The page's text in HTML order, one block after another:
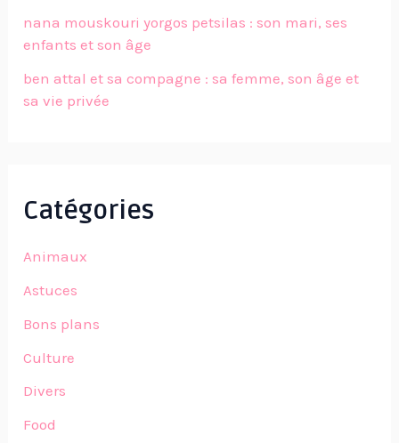
nana mouskouri yorgos petsilas : son mari, ses
enfants et son âge
ben attal et sa compagne : sa femme, son âge et
sa vie privée
Catégories
Animaux
Astuces
Bons plans
Culture
Divers
Food